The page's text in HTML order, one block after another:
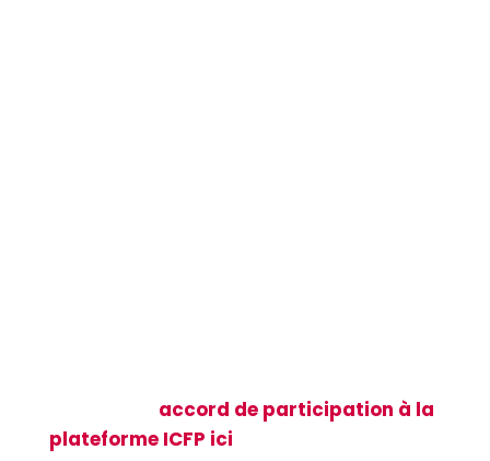
accord de participation à la
plateforme ICFP ici